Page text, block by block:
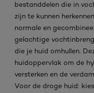
bestanddelen die in
zijn te kunnen
normale en
gelachtige
die je huid omhullen.
huidoppervlak om de
versterken en de
Voor de droge huid: